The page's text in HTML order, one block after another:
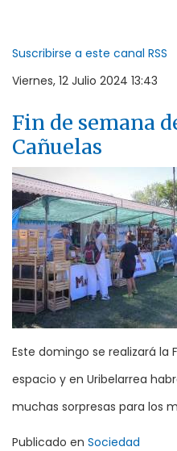
Suscribirse a este canal RSS
Viernes, 12 Julio 2024 13:43
Fin de semana
Cañuelas
Este domingo se realizará la
espacio y en Uribelarrea
muchas sorpresas para los
Publicado en Sociedad